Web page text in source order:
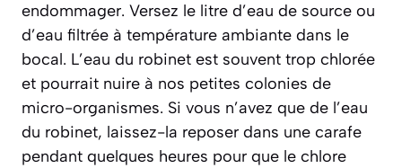
endommager. Versez le litre d’eau de source ou
d’eau filtrée à température ambiante dans le
bocal. L’eau du robinet est souvent trop chlorée
et pourrait nuire à nos petites colonies de
micro-organismes. Si vous n’avez que de l’eau
du robinet, laissez-la reposer dans une carafe
pendant quelques heures pour que le chlore